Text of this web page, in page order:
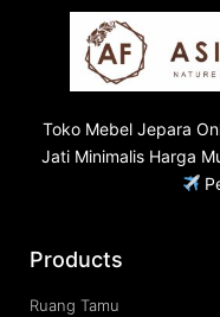
Toko Mebel Jepara
Jati Minimalis Harga
Products
Ruang Tamu